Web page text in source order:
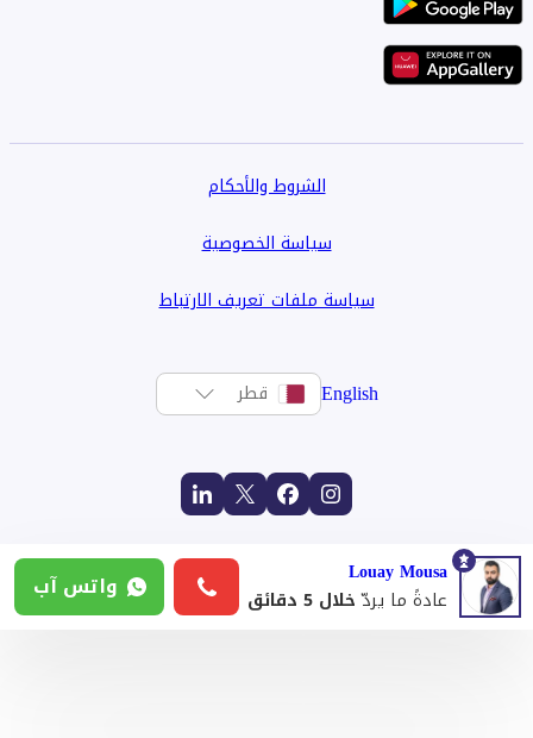
الشروط والأحكام
سياسة الخصوصية
سياسة ملفات تعريف الارتباط
English قطر
Louay Mousa
عادةً ما يردّخلال 5 دقائق واتس آب